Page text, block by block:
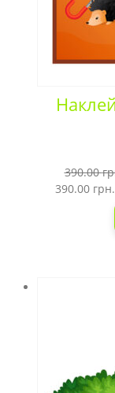
390.00
390.00